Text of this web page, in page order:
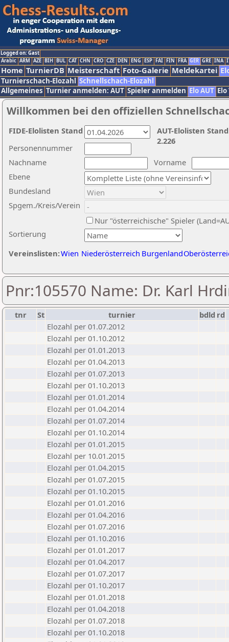
Logged on: Gast
Arabic ARM AZE BIH BUL CAT CHN CRO CZE DEN ENG ESP FAI FIN FRA GER GRE INA
Home TurnierDB Meisterschaft Foto-Galerie Meldekartei
Turnierschach-Elozahl Schnellschach-Elozahl
Allgemeines Turnier anmelden: AUT Spieler anmelden Elo AUT
Willkommen bei den offiziellen
Nachname
Vorname
Ebene
Sortierung
Personennummer
Bundesland
Spgem./Kreis/Verein
Nur "österreichische" Spieler
Vereinslisten:Wien Niederösterreich Burgenland
AUT-Elolisten
2.226
FIDE-Elolisten Stand
Pnr:105570 Name: Dr. Karl
tnr St turnier bdld rd
Elozahl per 01.07.2012
Elozahl per 01.10.2012
Elozahl per 01.01.2013
Elozahl per 01.04.2013
Elozahl per 01.07.2013
Elozahl per 01.10.2013
Elozahl per 01.01.2014
Elozahl per 01.04.2014
Elozahl per 01.07.2014
Elozahl per 01.10.2014
Elozahl per 01.01.2015
Elozahl per 10.01.2015
Elozahl per 01.04.2015
Elozahl per 01.07.2015
Elozahl per 01.10.2015
Elozahl per 01.01.2016
Elozahl per 01.04.2016
Elozahl per 01.07.2016
Elozahl per 01.10.2016
Elozahl per 01.01.2017
Elozahl per 01.04.2017
Elozahl per 01.07.2017
Elozahl per 01.10.2017
Elozahl per 01.01.2018
Elozahl per 01.04.2018
Elozahl per 01.07.2018
Elozahl per 01.10.2018